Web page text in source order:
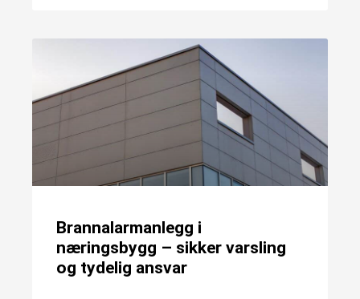
Brannalarmanlegg i
næringsbygg – sikker varsling
og tydelig ansvar